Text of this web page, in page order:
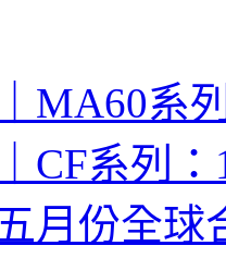
MA60系
CF系列：
月份全球